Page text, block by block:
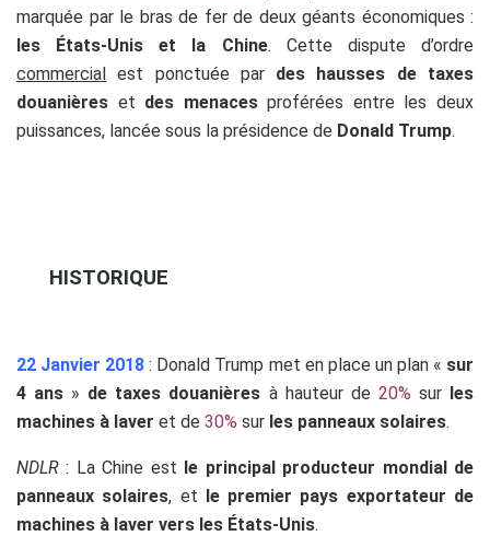
marquée par le bras de fer de deux géants économiques :
les États-Unis et la Chine. Cette dispute d’ordre
commercial est ponctuée par des hausses de taxes
douanières et des menacesproférées entre les deux
puissances, lancée sous la présidence de Donald Trump.
HISTORIQUE
22 Janvier 2018 : Donald Trump met en place un plan « sur
4 ans » de taxes douanières à hauteur de 20% sur les
machines à laver et de 30% sur les panneaux solaires.
NDLR : La Chine est le principal producteur mondial de
panneaux solaires, et le premier pays exportateur de
machines à laver vers les États-Unis.